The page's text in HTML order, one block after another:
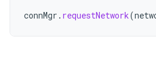
connMgr . requestNetwork(